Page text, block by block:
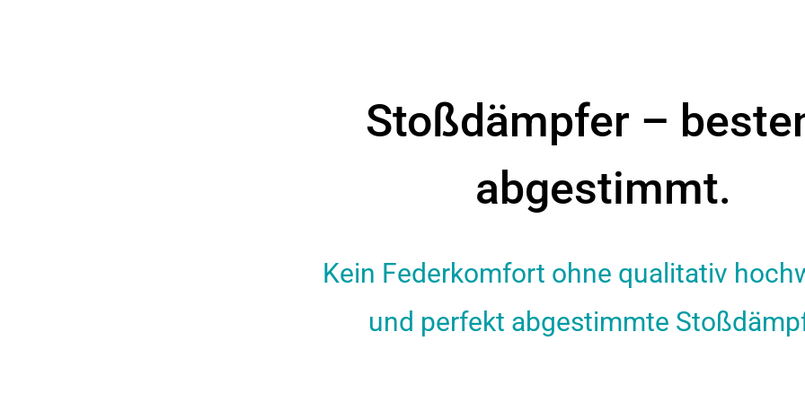
Stoßdämpfer –
abgestimmt.
Kein Federkomfort ohne qualitativ
und perfekt abgestimmte